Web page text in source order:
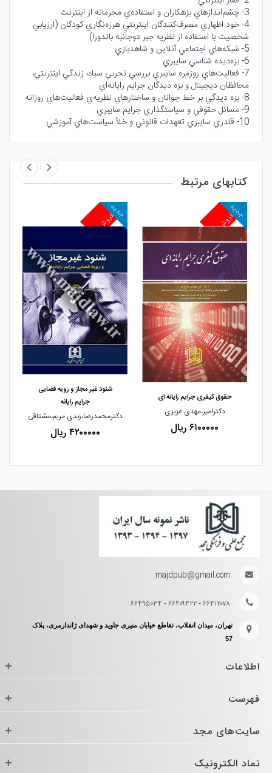
3- چشم‌اندازهاي بزهكاران و استفاده‌ي مجرمانه از اينترنت
4- خود اظهاري مصرف‌كنندگان اينترنتيِ هرزه‌نگاري كودكان (ارزيابي
شخصيت با استفاده از نظريه جبر دوجانبه باندورا)
5- شبكه‌هاي اجتماعي آنلاين و شاهدبازي
6- بزه‌ديده شناسي سايبري
7- فعاليت‌هاي روزمره سايبري بررسي تجربي سبك زندگي اينترنتي،
محافظان ديجيتال و بزه ديدگان جرايم رايانه‌اي
8- بزه ديدگي بر خط جوانان و ساختارهاي نظريه‌ي فعاليت‌هاي روزانه
9- مسائل حقوقي و سياستگذاري جرايم سايبري
10- قلدري سايبري تعهدات قانوني و خلأ سياست‌هاي آموزشي
کتابهای مرتبط
مشاهده و خرید
پرفروش
جدید
مشاهده و خرید
حقوق کیفری جرایم رایانه ای
دکترامیر،مهدی عزیزی
۶۱۰۰۰۰۰ ریال
پرفروش
جدید
شنود غیر مجاز و رویه قضایی
جرایم رایانه
دکترمحمدرضا،زندی مریم،مشتاقی
۴۲۰۰۰۰۰ ریال
majdpub@gmail.com
۶۶۴۱۲۰۷۸ - ۶۶۴۰۹۴۲۲ - ۶۶۴۹۵۰۳۴
تهران، میدان انقلاب، تقاطع خیابان منیری جاوید و شهدای ژاندارمری، پلاک
57
اطلاعات +
فهرست +
سایت‌های مجد +
نماد الکترونیک +